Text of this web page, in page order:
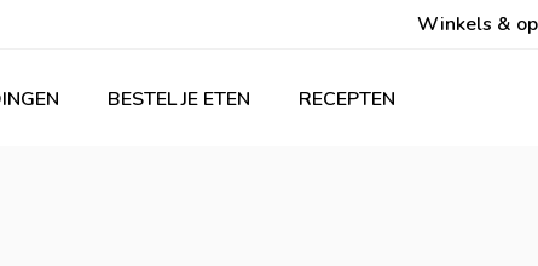
Winkels &
BESTEL JE ETEN RECEPTEN